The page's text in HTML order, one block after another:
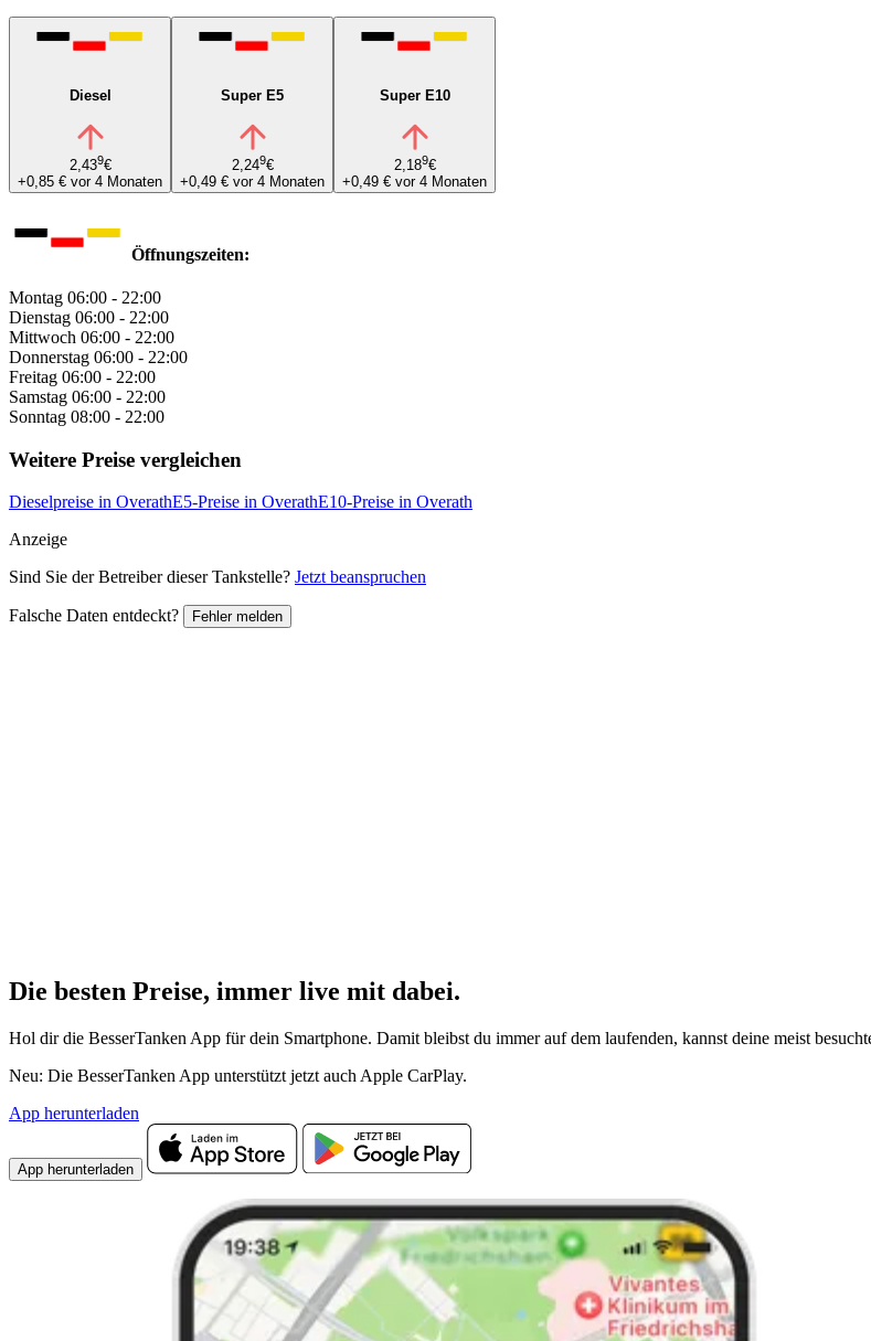
Diesel
2,439€
+0,85 € vor 4 Monaten
Super E5
2,249€
+0,49 € vor 4 Monaten
Super E10
2,189€
+0,49 € vor 4 Monaten
Öffnungszeiten:
Montag 06:00 - 22:00
Dienstag 06:00 - 22:00
Mittwoch 06:00 - 22:00
Donnerstag 06:00 - 22:00
Freitag 06:00 - 22:00
Samstag 06:00 - 22:00
Sonntag 08:00 - 22:00
Weitere Preise vergleichen
Dieselpreise in OverathE5-Preise in OverathE10-Preise in Overath
Anzeige
Sind Sie der Betreiber dieser Tankstelle? Jetzt beanspruchen
Falsche Daten entdeckt? Fehler melden
Die besten Preise, immer live mit dabei.
Hol dir die BesserTanken App für dein Smartphone. Damit bleibst du immer auf dem laufenden, kannst deine meist
Neu: Die BesserTanken App unterstützt jetzt auch Apple CarPlay.
App herunterladen
App herunterladen